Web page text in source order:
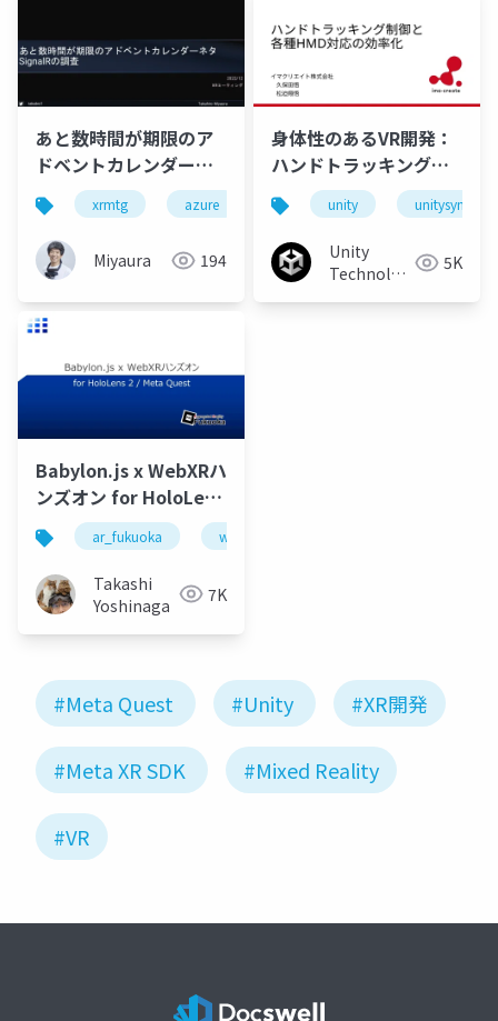
あと数時間が期限のア
ドベントカレンダーネ
タ - SignalRの調査
xrmtg azure xr meta quest
Miyaura 194
身体性のあるVR開発：
ハンドトラッキング制
御と各種HMD対応の効
率化
unity unitysync
Unity
Technologies 5K
Babylon.js x WebXRハ
ンズオン for HoloLens
2 and Meta Quest 1,2
ar_fukuoka webar
Takashi
Yoshinaga
7K
#Meta Quest #Unity #XR開発
#Meta XR SDK #Mixed Reality
#VR